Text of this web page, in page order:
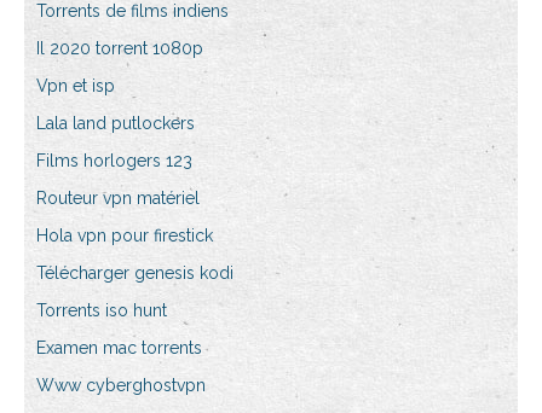
Torrents de films indiens
Il 2020 torrent 1080p
Vpn et isp
Lala land putlockers
Films horlogers 123
Routeur vpn matériel
Hola vpn pour firestick
Télécharger genesis kodi
Torrents iso hunt
Examen mac torrents
Www cyberghostvpn